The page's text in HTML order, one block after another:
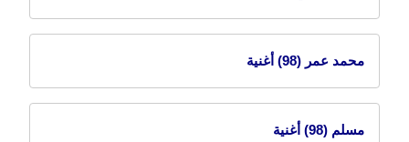
محمد عمر (98) أغنية
مسلم (98) أغنية